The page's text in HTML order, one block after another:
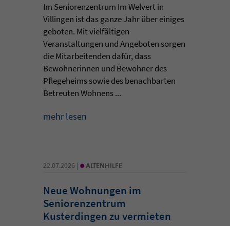
Im Seniorenzentrum Im Welvert in
Villingen ist das ganze Jahr über einiges
geboten. Mit vielfältigen
Veranstaltungen und Angeboten sorgen
die Mitarbeitenden dafür, dass
Bewohnerinnen und Bewohner des
Pflegeheims sowie des benachbarten
Betreuten Wohnens ...
mehr lesen
22.07.2026 | • ALTENHILFE
Neue Wohnungen im
Seniorenzentrum
Kusterdingen zu vermieten